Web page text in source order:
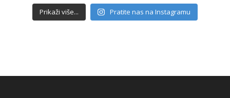
Prikaži više... Pratite nas na Instagramu